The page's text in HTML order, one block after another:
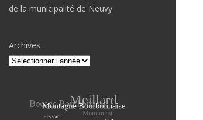
de la municipalité de Neuvy
Archives